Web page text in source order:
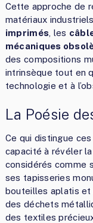
Cette approche de
matériaux
imprimés , les
mécaniques
des compositions
intrinsèque tout en
technologie et à
La Poésie
Ce qui distingue ces
capacité à révéler
considérés comme
ses tapisseries
bouteilles aplatis et
des déchets
des textiles